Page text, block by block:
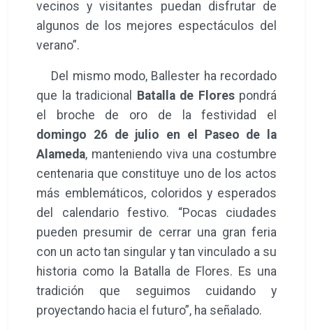
vecinos y visitantes puedan disfrutar de
algunos de los mejores espectáculos del
verano”.
Del mismo modo, Ballester ha recordado
que la tradicional Batalla de Florespondrá
el broche de oro de la festividad el
domingo 26 de julio en el Paseo de la
Alameda, manteniendo viva una costumbre
centenaria que constituye uno de los actos
más emblemáticos, coloridos y esperados
del calendario festivo. “Pocas ciudades
pueden presumir de cerrar una gran feria
con un acto tan singular y tan vinculado a su
historia como la Batalla de Flores. Es una
tradición que seguimos cuidando y
proyectando hacia el futuro”, ha señalado.